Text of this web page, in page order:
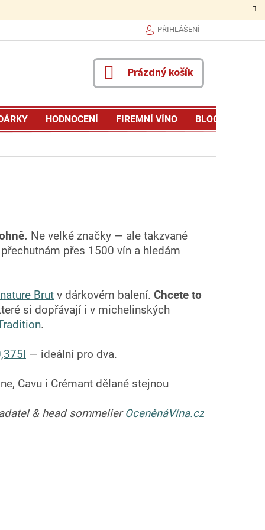
PŘIHLÁŠENÍ
NÁKUPNÍ
KOŠÍK
Prázdný košík
FIREMNÍ VÍNO
HODNOCENÍ BLOG
Ne velké značky — ale takzvané
přes 1500 vín a hledám
Brut v dárkovém balení. Chcete to
si dopřávají i v michelinských
.
— ideální pro dva.
Cavu i Crémant dělané stejnou
& head sommelierOceněnáVína.cz